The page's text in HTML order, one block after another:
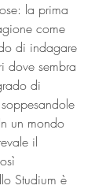
la prima
come
di indagare
dove sembra
di
un mondo
il
Studium è